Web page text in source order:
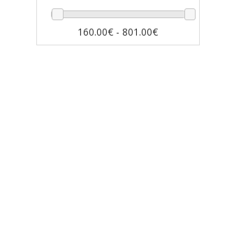
160.00€ - 801.00€